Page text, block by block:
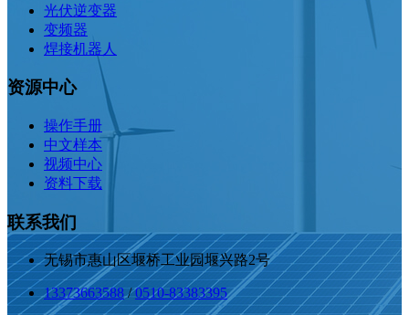
光伏逆变器
变频器
焊接机器人
资源中心
操作手册
中文样本
视频中心
资料下载
联系我们
无锡市惠山区堰桥工业园堰兴路2号
13373663588/0510-83383395